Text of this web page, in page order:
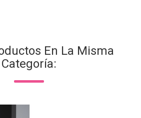
En La Misma
Categoría: